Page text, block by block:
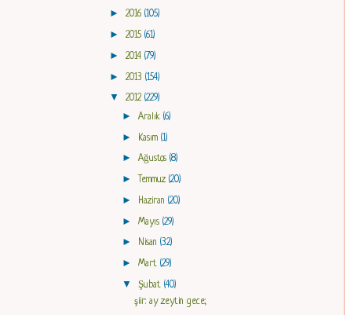
► 2016 (105)
► 2015 (61)
► 2014 (79)
► 2013 (154)
▼ 2012 (229)
► Aralık (6)
► Kasım (1)
► Ağustos (8)
►Temmuz (20)
► Haziran (20)
► Mayıs (29)
► Nisan (32)
► Mart (29)
▼ Şubat (40)
şiir: ay zeytin gece;